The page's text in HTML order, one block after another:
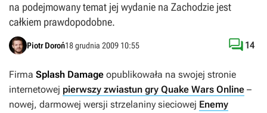
na podejmowany temat jej wydanie na Zachodzie jest
całkiem prawdopodobne.
Piotr Doroń18 grudnia 2009 10:55  14
Firma Splash Damage opublikowała na swojej stronie
internetowej pierwszy zwiastun gry Quake Wars Online –
nowej, darmowej wersji strzelaniny sieciowej Enemy